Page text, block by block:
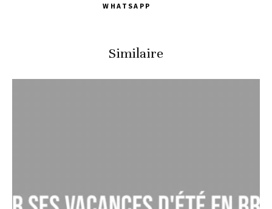
WHATSAPP
Similaire